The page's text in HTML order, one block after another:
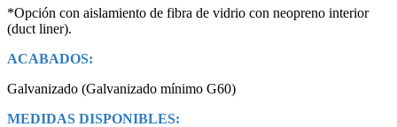
*Opción con aislamiento de fibra de vidrio con neopreno interior
(duct liner).
ACABADOS:
Galvanizado (Galvanizado mínimo G60)
MEDIDAS DISPONIBLES: